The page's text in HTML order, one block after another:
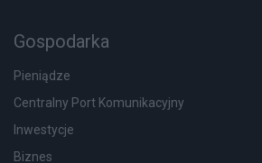
Gospodarka
Pieniądze
Centralny Port Komunikacyjny
Inwestycje
Biznes